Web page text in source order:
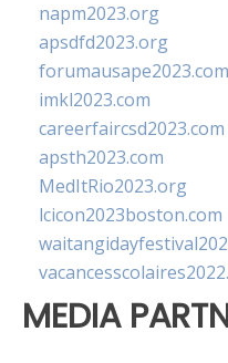
napm2023.org
apsdfd2023.org
forumausape2023.com
imkl2023.com
careerfaircsd2023.com
apsth2023.com
MedItRio2023.org
lcicon2023boston.com
MEDIA